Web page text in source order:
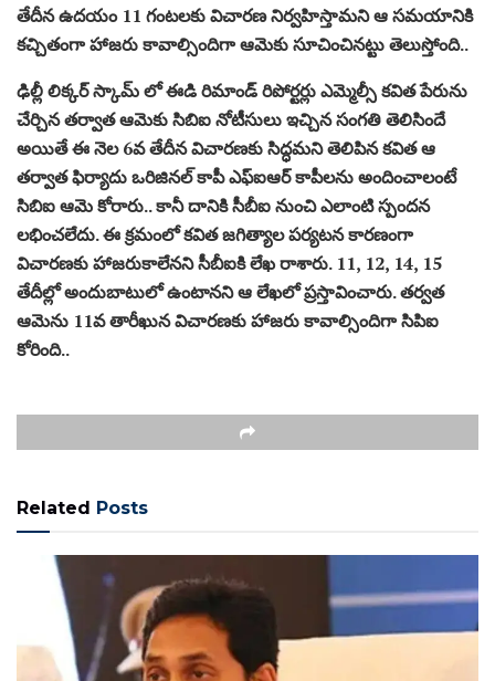
తేదీన ఉదయం 11 గంటలకు విచారణ నిర్వహిస్తామని ఆ సమయానికి
కచ్చితంగా హాజరు కావాల్సిందిగా ఆమెకు సూచించినట్టు తెలుస్తోంది..
ఢిల్లీ లిక్కర్ స్కామ్ లో ఈడి రిమాండ్ రిపోర్టర్లు ఎమ్మెల్సీ కవిత పేరును
చేర్చిన తర్వాత ఆమెకు సిబిఐ నోటీసులు ఇచ్చిన సంగతి తెలిసిందే
అయితే ఈ నెల 6వ తేదీన విచారణకు సిద్ధమని తెలిపిన కవిత ఆ
తర్వాత ఫిర్యాదు ఒరిజినల్ కాపీ ఎఫ్ఐఆర్ కాపీలను అందించాలంటే
సిబిఐ ఆమె కోరారు.. కానీ దానికి సీబీఐ నుంచి ఎలాంటి స్పందన
లభించలేదు. ఈ క్రమంలో కవిత జగిత్యాల పర్యటన కారణంగా
విచారణకు హాజరుకాలేనని సీబీఐకి లేఖ రాశారు. 11, 12, 14, 15
తేదీల్లో అందుబాటులో ఉంటానని ఆ లేఖలో ప్రస్తావించారు. తర్వత
ఆమెను 11వ తారీఖున విచారణకు హాజరు కావాల్సిందిగా సిపిఐ
కోరింది..
Related Posts